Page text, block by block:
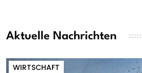
Aktuelle Nachrichten
WIRTSCHAFT